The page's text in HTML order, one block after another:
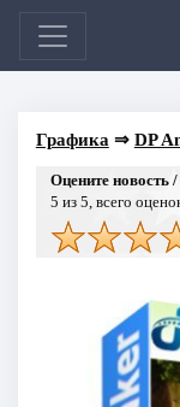
Графика ⇒ DP
Оцените новость
5 из 5, всего